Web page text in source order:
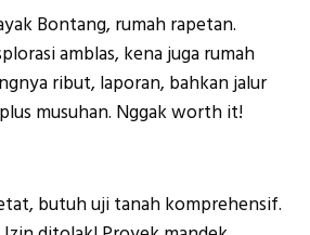
Bontang, rumah rapetan.
amblas, kena juga rumah
ribut, laporan, bahkan jalur
musuhan. Nggak worth it!
butuh uji tanah komprehensif.